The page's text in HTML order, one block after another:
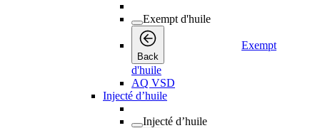
Exempt d'huile
Back
Exempt
d'huile
AQ VSD
Injecté d’huile
Injecté d’huile